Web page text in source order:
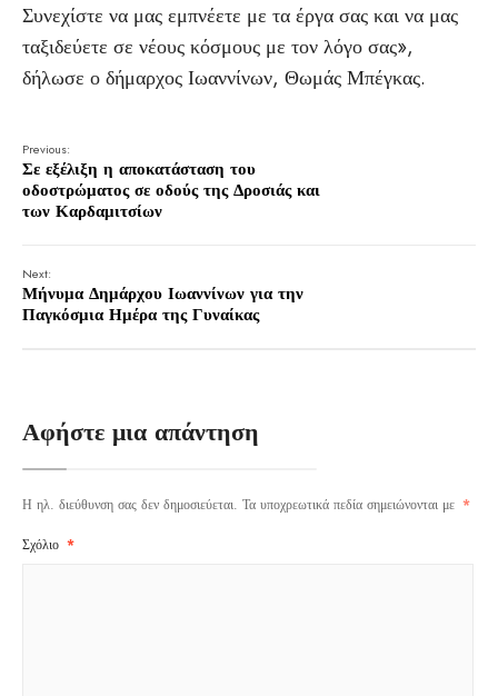
Συνεχίστε να μας εμπνέετε με τα έργα σας και να μας
ταξιδεύετε σε νέους κόσμους με τον λόγο σας»,
δήλωσε ο δήμαρχος Ιωαννίνων, Θωμάς Μπέγκας.
Previous:
Σε εξέλιξη η αποκατάσταση του
οδοστρώματος σε οδούς της Δροσιάς και
των Καρδαμιτσίων
Next:
Μήνυμα Δημάρχου Ιωαννίνων για την
Παγκόσμια Ημέρα της Γυναίκας
Αφήστε μια απάντηση
Η ηλ. διεύθυνση σας δεν δημοσιεύεται. Τα υποχρεωτικά πεδία σημειώνονται με *
Σχόλιο *